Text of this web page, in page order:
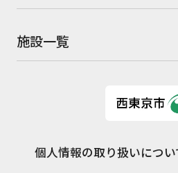
施設一覧
個人情報の取り扱いについ